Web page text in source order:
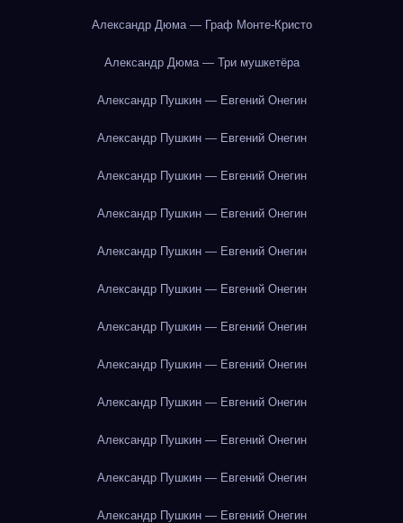
Александр Дюма — Граф Монте-Кристо
Александр Дюма — Три мушкетёра
Александр Пушкин — Евгений Онегин
Александр Пушкин — Евгений Онегин
Александр Пушкин — Евгений Онегин
Александр Пушкин — Евгений Онегин
Александр Пушкин — Евгений Онегин
Александр Пушкин — Евгений Онегин
Александр Пушкин — Евгений Онегин
Александр Пушкин — Евгений Онегин
Александр Пушкин — Евгений Онегин
Александр Пушкин — Евгений Онегин
Александр Пушкин — Евгений Онегин
Александр Пушкин — Евгений Онегин